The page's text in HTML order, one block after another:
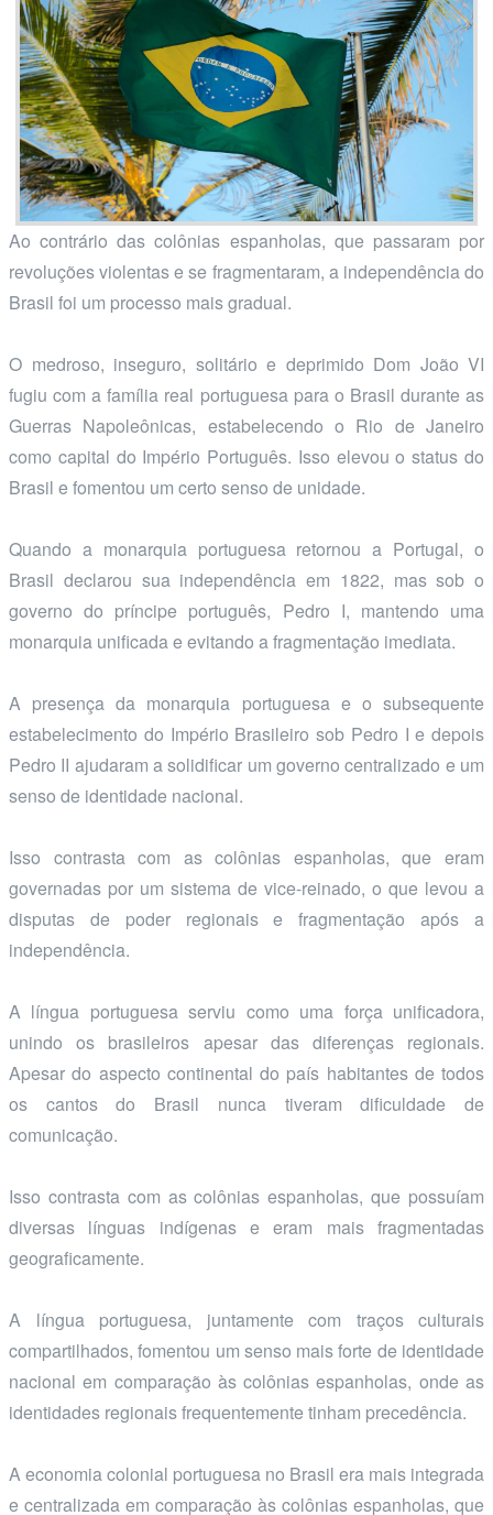
Ao contrário das colônias espanholas, que passaram por
revoluções violentas e se fragmentaram, a independência do
Brasil foi um processo mais gradual.
O medroso, inseguro, solitário e deprimido Dom João VI
fugiu com a família real portuguesa para o Brasil durante as
Guerras Napoleônicas, estabelecendo o Rio de Janeiro
como capital do Império Português. Isso elevou o status do
Brasil e fomentou um certo senso de unidade.
Quando a monarquia portuguesa retornou a Portugal, o
Brasil declarou sua independência em 1822, mas sob o
governo do príncipe português, Pedro I, mantendo uma
monarquia unificada e evitando a fragmentação imediata.
A presença da monarquia portuguesa e o subsequente
estabelecimento do Império Brasileiro sob Pedro I e depois
Pedro II ajudaram a solidificar um governo centralizado e um
senso de identidade nacional.
Isso contrasta com as colônias espanholas, que eram
governadas por um sistema de vice-reinado, o que levou a
disputas de poder regionais e fragmentação após a
independência.
A língua portuguesa serviu como uma força unificadora,
unindo os brasileiros apesar das diferenças regionais.
Apesar do aspecto continental do país habitantes de todos
os cantos do Brasil nunca tiveram dificuldade de
comunicação.
Isso contrasta com as colônias espanholas, que possuíam
diversas línguas indígenas e eram mais fragmentadas
geograficamente.
A língua portuguesa, juntamente com traços culturais
compartilhados, fomentou um senso mais forte de identidade
nacional em comparação às colônias espanholas, onde as
identidades regionais frequentemente tinham precedência.
A economia colonial portuguesa no Brasil era mais integrada
e centralizada em comparação às colônias espanholas, que